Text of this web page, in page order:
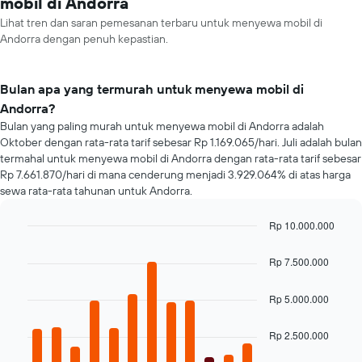
Lihat tren dan saran pemesanan terbaru untuk menyewa mobil di
Andorra dengan penuh kepastian.
Bulan apa yang termurah untuk menyewa mobil di
Andorra?
Bulan yang paling murah untuk menyewa mobil di Andorra adalah
Oktober dengan rata-rata tarif sebesar Rp 1.169.065/hari. Juli adalah bulan
termahal untuk menyewa mobil di Andorra dengan rata-rata tarif sebesar
Rp 7.661.870/hari di mana cenderung menjadi 3.929.064% di atas harga
sewa rata-rata tahunan untuk Andorra.
Grafik
Rp 2.500.000
Rp 5.000.000
Rp 7.500.000
Rp 10.000.000